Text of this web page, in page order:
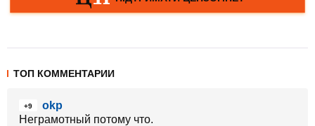
ТОП КОММЕНТАРИИ
+9
okp
Неграмотный потому что.